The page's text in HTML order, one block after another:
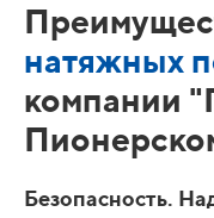
натяжных
компании
Безопасность.